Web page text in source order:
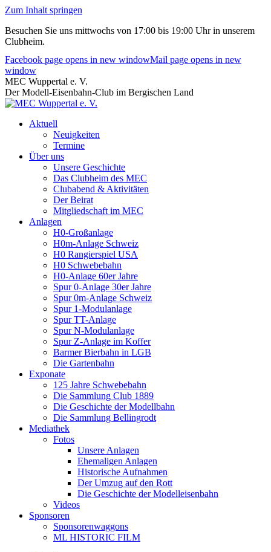
Zum Inhalt springen
Besuchen Sie uns mittwochs von 17:00 bis 19:00 Uhr in unserem
Clubheim.
Facebook page opens in new windowMail page opens in new
window
MEC Wuppertal e. V.
Der Modell-Eisenbahn-Club im Bergischen Land
Aktuell
Neuigkeiten
Termine
Über uns
Unsere Geschichte
Das Clubheim des MEC
Clubabend & Aktivitäten
Der Beirat
Mitgliedschaft im MEC
Anlagen
H0-Großanlage
H0m-Anlage Schweiz
H0 Rangierspiel USA
H0 Schwebebahn
H0-Anlage 60er Jahre
Spur 0-Anlage 30er Jahre
Spur 0m-Anlage Schweiz
Spur 1-Modulanlage
Spur TT-Anlage
Spur N-Modulanlage
Spur Z-Anlage im Koffer
Barmer Bierbahn in LGB
Die Gartenbahn
Exponate
125 Jahre Schwebebahn
Die Sammlung Club 1889
Die Geschichte der Modellbahn
Die Sammlung Bellingrodt
Mediathek
Fotos
Unsere Anlagen
Ehemaligen Anlagen
Historische Aufnahmen
Der Umzug auf den Rott
Die Geschichte der Modelleisenbahn
Videos
Sponsoren
Sponsorenwaggons
ML HISTORIC FILM